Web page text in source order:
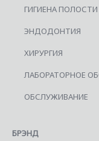
ГИГИЕНА ПОЛОСТИ
ЭНДОДОНТИЯ
ХИРУРГИЯ
ЛАБОРАТОРНОЕ
ОБСЛУЖИВАНИЕ
БРЭНД